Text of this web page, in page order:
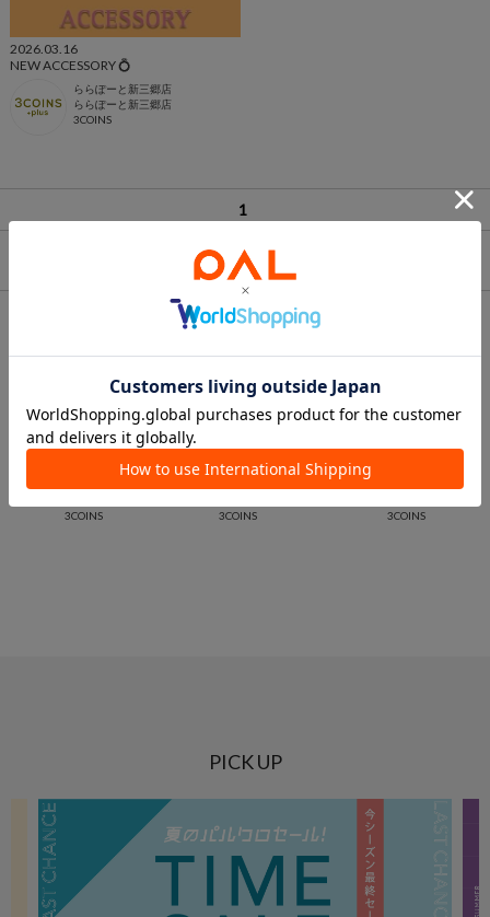
2026.03.16
NEW ACCESSORY 💍
ららぽーと新三郷店
ららぽーと新三郷店
3COINS
1
ランキング
3COINS
2
3COINS
3COINS
PICK UP